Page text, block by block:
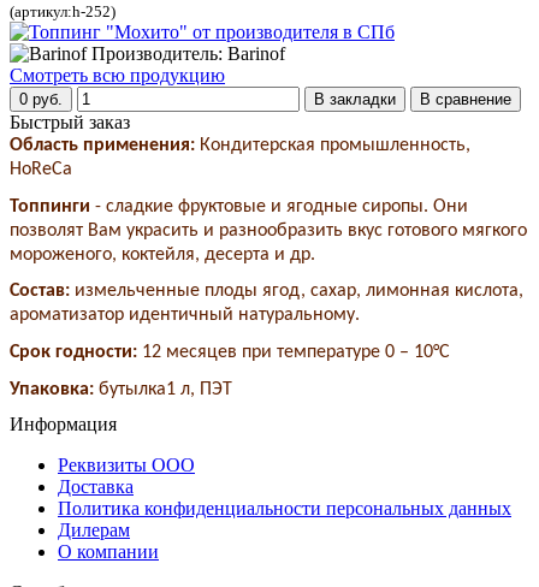
(артикул:h-252)
Производитель: Barinof
Смотреть всю продукцию
0 руб. В закладки В сравнение
Быстрый заказ
Область применения: Кондитерская промышленность,
HoReCa
Топпинги - сладкие фруктовые и ягодные сиропы. Они
позволят Вам украсить и разнообразить вкус готового мягкого
мороженого, коктейля, десерта и др.
Состав: измельченные плоды ягод, сахар, лимонная кислота,
ароматизатор идентичный натуральному.
Срок годности: 12 месяцев при температуре 0 – 10°С
Упаковка: бутылка1 л, ПЭТ
Информация
Реквизиты ООО
Доставка
Политика конфиденциальности персональных данных
Дилерам
О компании